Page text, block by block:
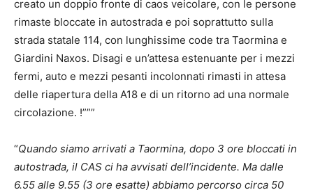
creato un doppio fronte di caos veicolare, con le persone
rimaste bloccate in autostrada e poi soprattutto sulla
strada statale 114, con lunghissime code tra Taormina e
Giardini Naxos. Disagi e un’attesa estenuante per i mezzi
fermi, auto e mezzi pesanti incolonnati rimasti in attesa
delle riapertura della A18 e di un ritorno ad una normale
circolazione. !”””
“Quando siamo arrivati a Taormina, dopo 3 ore bloccati in
autostrada, il CAS ci ha avvisati dell’incidente. Ma dalle
6.55 alle 9.55 (3 ore esatte) abbiamo percorso circa 50